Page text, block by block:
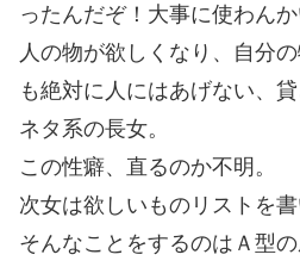
ったんだぞ！大事に使わんか
人の物が欲しくなり、自分
も絶対に人にはあげない、
ネタ系の長女。
この性癖、直るのか不明。
次女は欲しいものリストを書
そんなことをするのはＡ型